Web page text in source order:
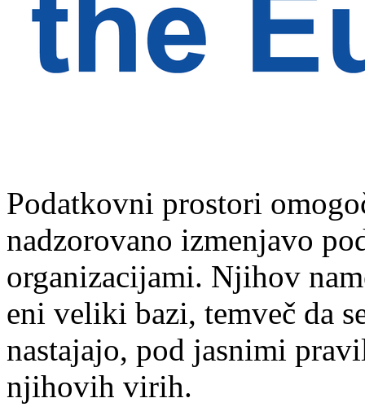
Podatkovni prostori
nadzorovano izmenjavo
organizacijami. Njihov
eni veliki bazi, temveč da
nastajajo, pod jasnimi
njihovih virih.